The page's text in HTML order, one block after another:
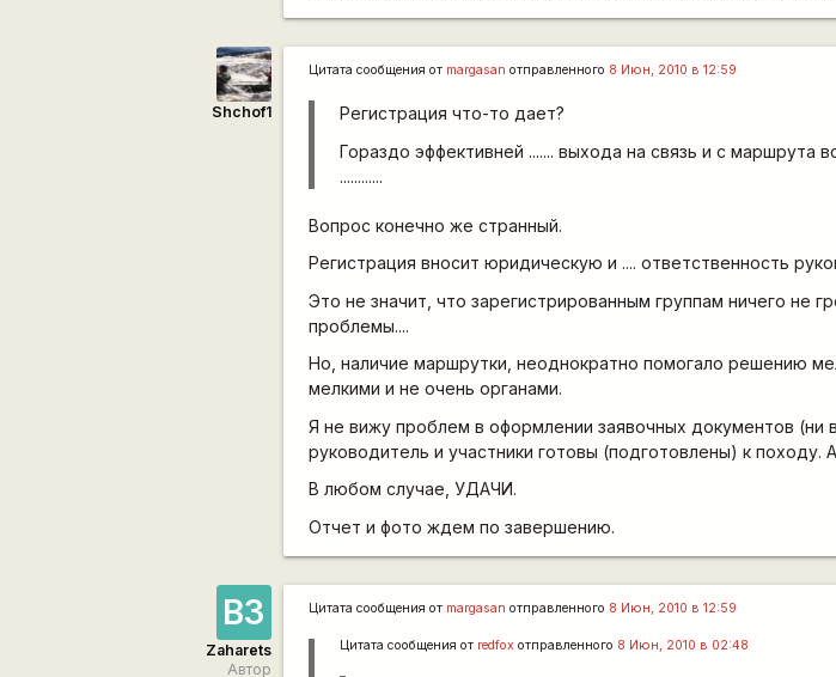
Shchof1
Цитата сообщения от margasan отправленного 8 Июн, 2010 в 12:59
Регистрация что-то дает?
Гораздо эффективней ....... выхода на связь и с маршрута
............
Вопрос конечно же странный.
Регистрация вносит юридическую и .... ответственность
Это не значит, что зарегистрированным группам ничего не
проблемы....
Но, наличие маршрутки, неоднократно помогало решению
мелкими и не очень органами.
Я не вижу проблем в оформлении заявочных документов (ни
руководитель и участники готовы (подготовлены) к походу.
В любом случае, УДАЧИ.
Отчет и фото ждем по завершению.
ВЗ
Zaharets
Автор
Цитата сообщения от margasan отправленного 8 Июн, 2010 в 12:59
Цитата сообщения от redfox отправленного 8 Июн, 2010 в 02:48